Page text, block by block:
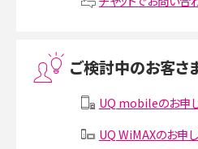
Instagram（インスタグラム）でスクショす
SMSとは？料金やできること、注意点や届
ご検討中のお客さ
UQ mobileのお申
UQ WiMAXのお申